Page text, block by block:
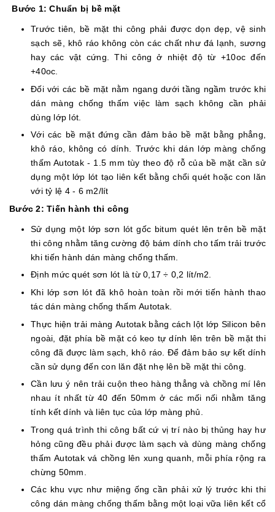
Bước 1: Chuẩn bị bề mặt
Trước tiên, bề mặt thi công phải được dọn dẹp, vệ sinh
sạch sẽ, khô ráo không còn các chất như đá lạnh, sương
hay các vật cứng. Thi công ở nhiệt độ từ +10oc đến
+40oc.
Đối với các bề mặt nằm ngang dưới tầng ngầm trước khi
dán màng chống thấm việc làm sạch không cần phải
dùng lớp lót.
Với các bề mặt đứng cần đảm bảo bề mặt bằng phẳng,
khô ráo, không có dính. Trước khi dán lớp màng chống
thấm Autotak - 1.5 mm tùy theo độ rỗ của bề mặt cần sử
dụng một lớp lót tạo liên kết bằng chổi quét hoặc con lăn
với tỷ lệ 4 - 6 m2/lít
Bước 2: Tiến hành thi công
Sử dụng một lớp sơn lót gốc bitum quét lên trên bề mặt
thi công nhằm tăng cường độ bám dính cho tấm trải trước
khi tiến hành dán màng chống thấm.
Định mức quét sơn lót là từ 0,17 ÷ 0,2 lít/m2.
Khi lớp sơn lót đã khô hoàn toàn rồi mới tiến hành thao
tác dán màng chống thấm Autotak.
Thực hiện trải màng Autotak bằng cách lột lớp Silicon bên
ngoài, đặt phía bề mặt có keo tự dính lên trên bề mặt thi
công đã được làm sạch, khô ráo. Để đảm bảo sự kết dính
cần sử dụng đến con lăn đặt nhẹ lên bề mặt thi công.
Cần lưu ý nên trải cuộn theo hàng thẳng và chồng mí lên
nhau ít nhất từ 40 đến 50mm ở các mối nối nhằm tăng
tính kết dính và liên tục của lớp màng phủ.
Trong quá trình thi công bất cứ vị trí nào bị thủng hay hư
hỏng cũng đều phải được làm sạch và dùng màng chống
thấm Autotak vá chồng lên xung quanh, mỗi phía rộng ra
chừng 50mm.
Các khu vực như miệng ống cần phải xử lý trước khi thi
công dán màng chống thấm bằng một loại vữa liên kết cổ